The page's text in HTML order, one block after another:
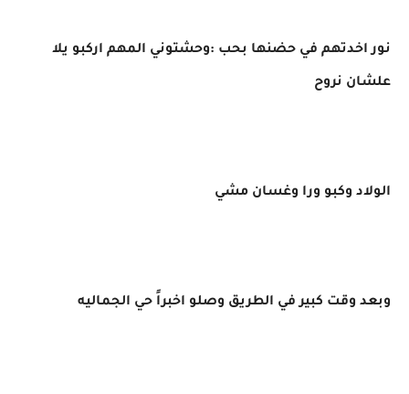
نور اخدتهم في حضنها بحب :وحشتوني المهم اركبو يلا
علشان نروح
الولاد وكبو ورا وغسان مشي
وبعد وقت كبير في الطريق وصلو اخبراً حي الجماليه